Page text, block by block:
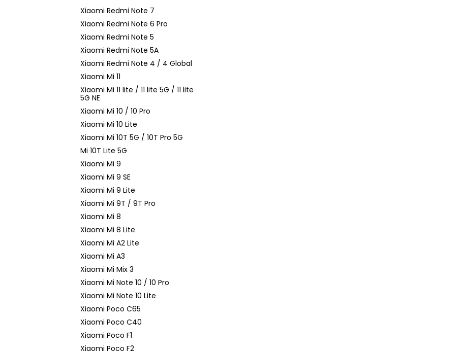
Xiaomi Redmi Note 7
Xiaomi Redmi Note 6 Pro
Xiaomi Redmi Note 5
Xiaomi Redmi Note 5A
Xiaomi Redmi Note 4 / 4 Global
Xiaomi Mi 11
Xiaomi Mi 11 lite / 11 lite 5G / 11 lite
5G NE
Xiaomi Mi 10 / 10 Pro
Xiaomi Mi 10 Lite
Xiaomi Mi 10T 5G / 10T Pro 5G
Mi 10T Lite 5G
Xiaomi Mi 9
Xiaomi Mi 9 SE
Xiaomi Mi 9 Lite
Xiaomi Mi 9T / 9T Pro
Xiaomi Mi 8
Xiaomi Mi 8 Lite
Xiaomi Mi A2 Lite
Xiaomi Mi A3
Xiaomi Mi Mix 3
Xiaomi Mi Note 10 / 10 Pro
Xiaomi Mi Note 10 Lite
Xiaomi Poco C65
Xiaomi Poco C40
Xiaomi Poco F1
Xiaomi Poco F2